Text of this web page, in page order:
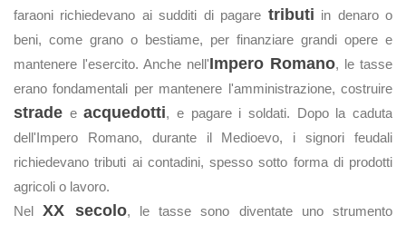
faraoni richiedevano ai sudditi di pagare tributi in denaro o
beni, come grano o bestiame, per finanziare grandi opere e
mantenere l'esercito. Anche nell'Impero Romano, le tasse
erano fondamentali per mantenere l'amministrazione, costruire
strade eacquedotti, e pagare i soldati. Dopo la caduta
dell'Impero Romano, durante il Medioevo, i signori feudali
richiedevano tributi ai contadini, spesso sotto forma di prodotti
agricoli o lavoro.
NelXX secolo, le tasse sono diventate uno strumento